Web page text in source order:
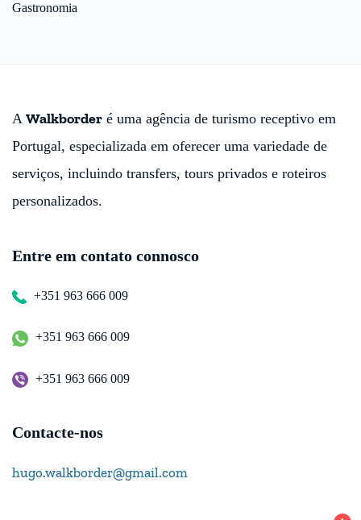
Gastronomia
A Walkborder é uma agência de turismo receptivo em
Portugal, especializada em oferecer uma variedade de
serviços, incluindo transfers, tours privados e roteiros
personalizados.
Entre em contato connosco
+351 963 666 009
+351 963 666 009
+351 963 666 009
Contacte-nos
hugo.walkborder@gmail.com